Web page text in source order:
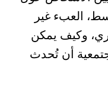
العبء غير
وكيف يمكن
أن تُحدث